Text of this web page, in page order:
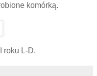
komórką.
roku L-D.